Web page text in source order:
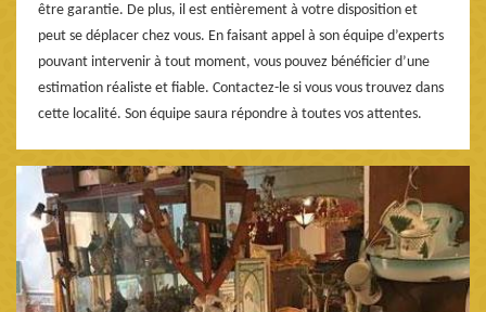
être garantie. De plus, il est entièrement à votre disposition et
peut se déplacer chez vous. En faisant appel à son équipe d’experts
pouvant intervenir à tout moment, vous pouvez bénéficier d’une
estimation réaliste et fiable. Contactez-le si vous vous trouvez dans
cette localité. Son équipe saura répondre à toutes vos attentes.